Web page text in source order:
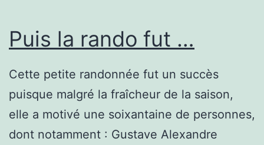
Puis la rando fut …
Cette petite randonnée fut un succès
puisque malgré la fraîcheur de la saison,
elle a motivé une soixantaine de personnes,
dont notamment : Gustave Alexandre